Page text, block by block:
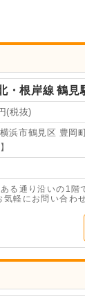
・根岸線 鶴見
(税抜)
浜市鶴見区 豊岡
る通り沿いの1
軽にお問い合わ